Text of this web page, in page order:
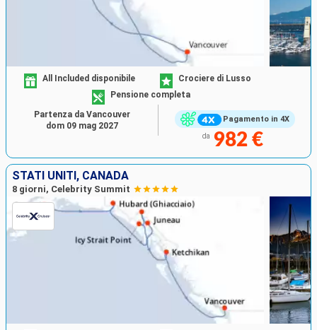
Pagamento in 4X
All Included disponibile
Crociere di Lusso
Pensione completa
da 982 €
Partenza da Vancouver
dom 09 mag 2027
STATI UNITI, CANADA
8 giorni, Celebrity Summit